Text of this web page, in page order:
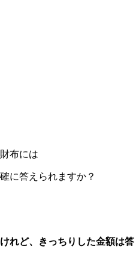
布には
に答えられますか？
れど、きっちりした金額は答